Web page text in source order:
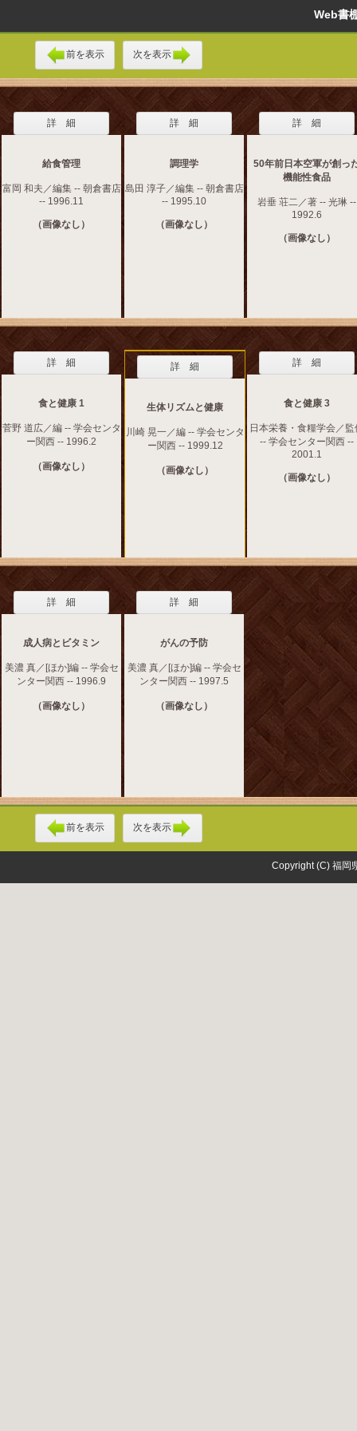
Web
前を表示 次を表示
詳 細
給食管理
富岡 和夫／編集 -- 朝倉書店
-- 1996.11
（画像なし）
詳 細
調理学
島田 淳子／編集 -- 朝倉書店
-- 1995.10
（画像なし）
詳 細
50年前日本空軍が創っ
機能性食品
岩垂 荘二／著 -- 光琳 --
1992.6
（画像なし）
詳 細
食と健康 1
菅野 道広／編 -- 学会センタ
ー関西 -- 1996.2
（画像なし）
詳 細
生体リズムと健康
川崎 晃一／編 -- 学会センタ
ー関西 -- 1999.12
（画像なし）
詳 細
食と健康 3
日本栄養・食糧学会／監
-- 学会センター関西 --
2001.1
（画像なし）
詳 細
成人病とビタミン
美濃 真／[ほか]編 -- 学会セ
ンター関西 -- 1996.9
（画像なし）
詳 細
がんの予防
美濃 真／[ほか]編 -- 学会セ
ンター関西 -- 1997.5
（画像なし）
前を表示 次を表示
Copyright (C) 福岡